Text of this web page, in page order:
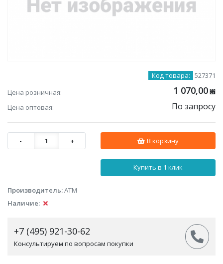
Код товара: 527371
Цена розничная:
1 070,00 ⃏
Цена оптовая: По запросу
- 1 + В корзину
Купить в 1 клик
Производитель:АТМ
Наличие:
+7 (495) 921-30-62
Консультируем по вопросам покупки